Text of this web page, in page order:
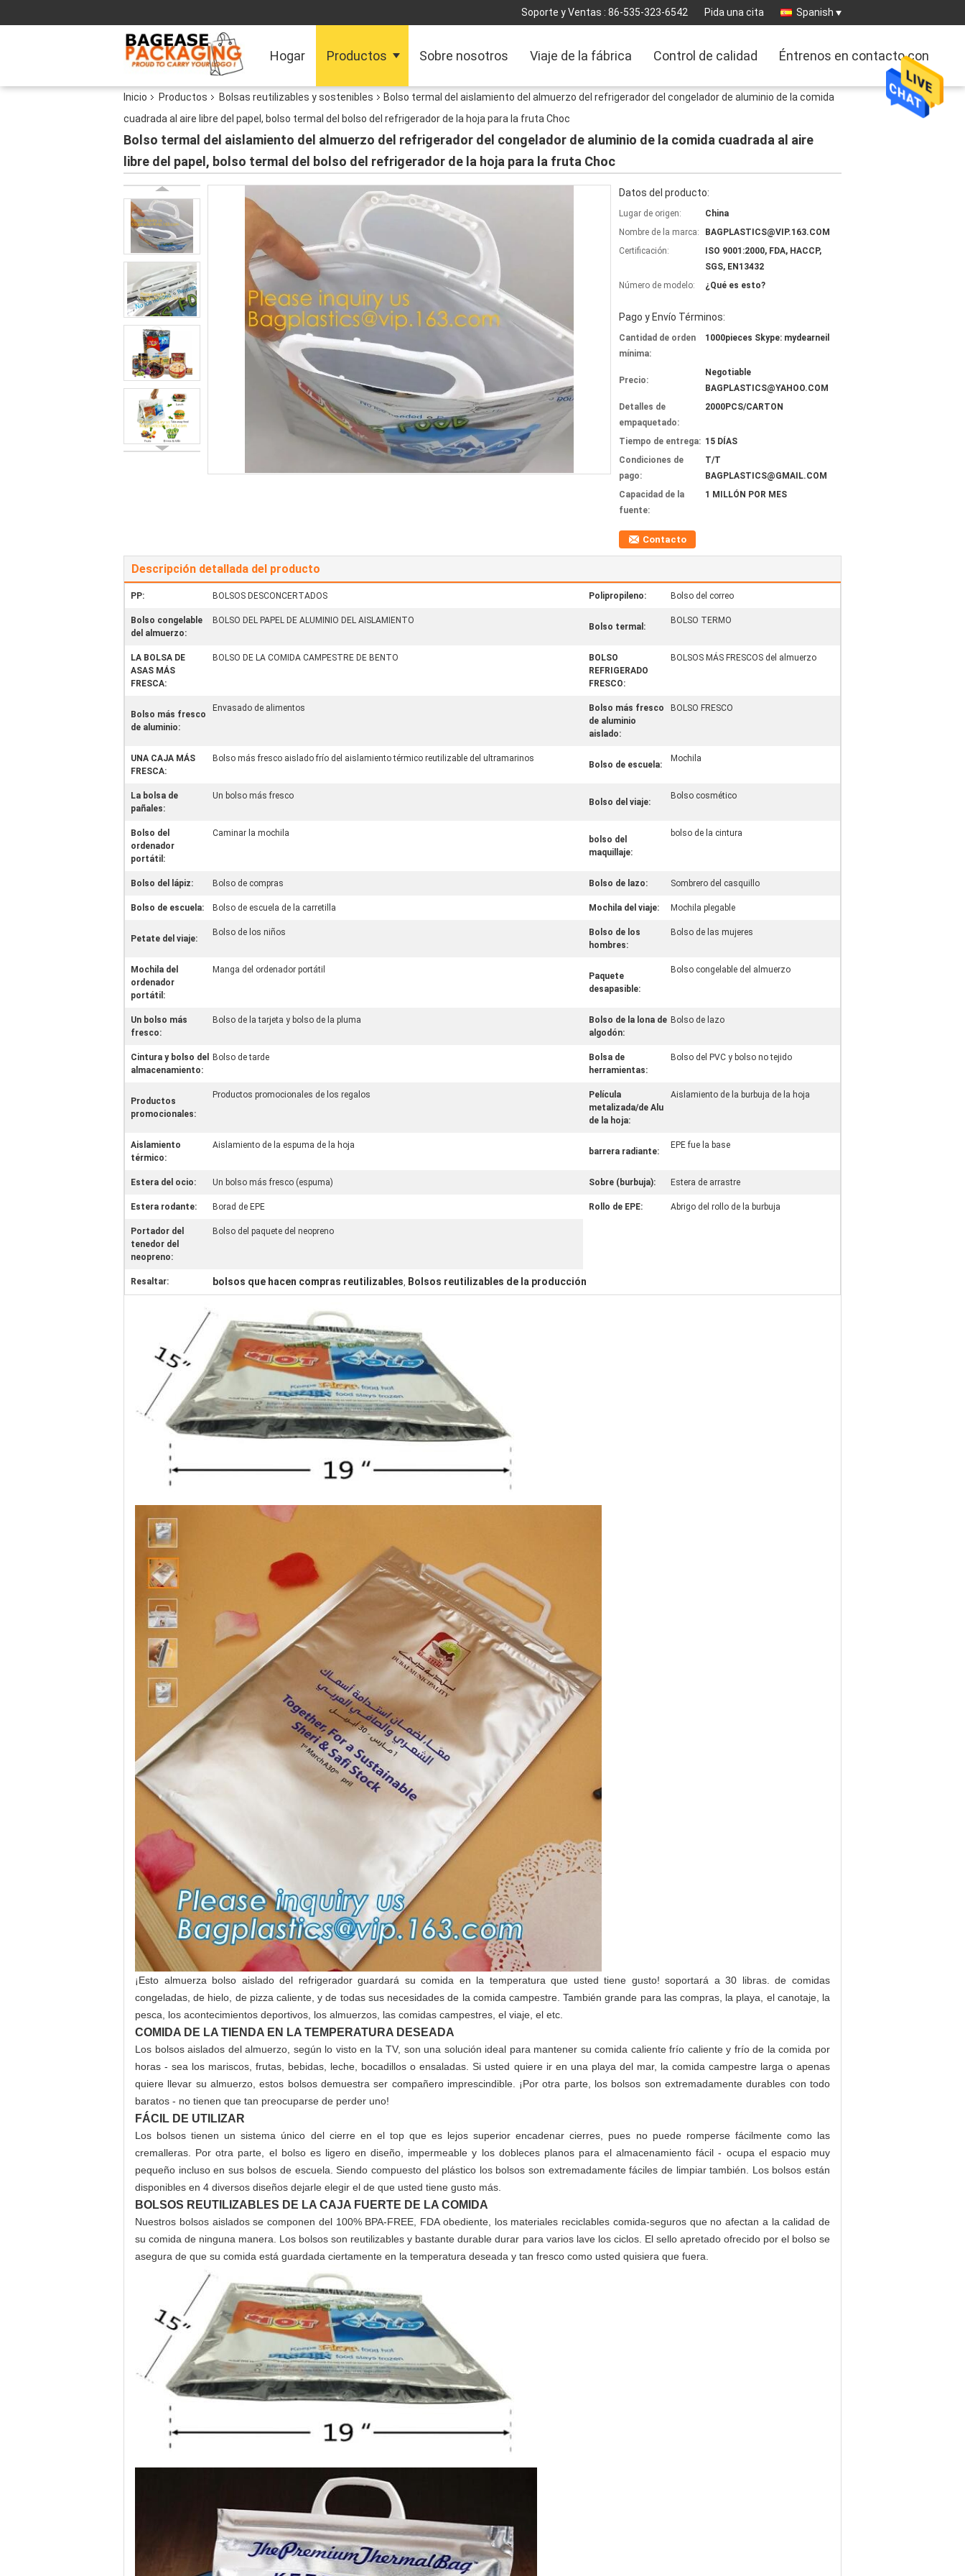
Soporte y Ventas : 86-535-323-6542 Pida una cita Spanish
Hogar Productos Sobre nosotros Viaje de la fábrica Control de calidad Éntrenos en contacto con
Inicio Productos Bolsas reutilizables y sostenibles
Bolso termal del aislamiento del almuerzo del refrigerador del congelador de aluminio de la comida
cuadrada al aire libre del papel, bolso termal del bolso del refrigerador de la hoja para la fruta Choc
Bolso termal del aislamiento del almuerzo del refrigerador del congelador de aluminio de la comida cuadrada al aire
libre del papel, bolso termal del bolso del refrigerador de la hoja para la fruta Choc
Datos del producto:
Lugar de origen:
China
Nombre de la marca:
BAGPLASTICS@VIP.163.COM
Certificación:
ISO 9001:2000, FDA, HACCP,
SGS, EN13432
Número de modelo:
¿Qué es esto?
Pago y Envío Términos:
Cantidad de orden
mínima:
1000pieces Skype: mydearneil
Precio:
Negotiable
BAGPLASTICS@YAHOO.COM
Detalles de
empaquetado:
2000PCS/CARTON
Tiempo de entrega: 15 DÍAS
Condiciones de
pago:
T/T
BAGPLASTICS@GMAIL.COM
Capacidad de la
fuente:
1 MILLÓN POR MES
Contacto
Descripción detallada del producto
PP: BOLSOS DESCONCERTADOS Polipropileno: Bolso del correo
Bolso congelable
del almuerzo:
BOLSO DEL PAPEL DE ALUMINIO DEL AISLAMIENTO
Bolso termal:
BOLSO TERMO
LA BOLSA DE
ASAS MÁS
FRESCA:
BOLSO DE LA COMIDA CAMPESTRE DE BENTO
BOLSO
REFRIGERADO
FRESCO:
BOLSOS MÁS FRESCOS del almuerzo
Bolso más fresco
de aluminio:
Envasado de alimentos
Bolso más fresco
de aluminio
aislado:
BOLSO FRESCO
UNA CAJA MÁS
FRESCA:
Bolso más fresco aislado frío del aislamiento térmico reutilizable del ultramarinos
Bolso de escuela:
Mochila
La bolsa de
pañales:
Un bolso más fresco
Bolso del viaje:
Bolso cosmético
Bolso del
ordenador
portátil:
Caminar la mochila
bolso del
maquillaje:
bolso de la cintura
Bolso del lápiz: Bolso de compras Bolso de lazo: Sombrero del casquillo
Bolso de escuela: Bolso de escuela de la carretilla Mochila del viaje: Mochila plegable
Petate del viaje:
Bolso de los niños
Bolso de los
hombres:
Bolso de las mujeres
Mochila del
ordenador
portátil:
Manga del ordenador portátil
Paquete
desapasible:
Bolso congelable del almuerzo
Un bolso más
fresco:
Bolso de la tarjeta y bolso de la pluma
Bolso de la lona de
algodón:
Bolso de lazo
Cintura y bolso del
almacenamiento:
Bolso de tarde
Bolsa de
herramientas:
Bolso del PVC y bolso no tejido
Productos
promocionales:
Productos promocionales de los regalos
Película
metalizada/de Alu
de la hoja:
Aislamiento de la burbuja de la hoja
Aislamiento
térmico:
Aislamiento de la espuma de la hoja
barrera radiante:
EPE fue la base
Estera del ocio: Un bolso más fresco (espuma) Sobre (burbuja): Estera de arrastre
Estera rodante: Borad de EPE Rollo de EPE: Abrigo del rollo de la burbuja
Portador del
tenedor del
neopreno:
Bolso del paquete del neopreno
Resaltar: bolsos que hacen compras reutilizables, Bolsos reutilizables de la producción